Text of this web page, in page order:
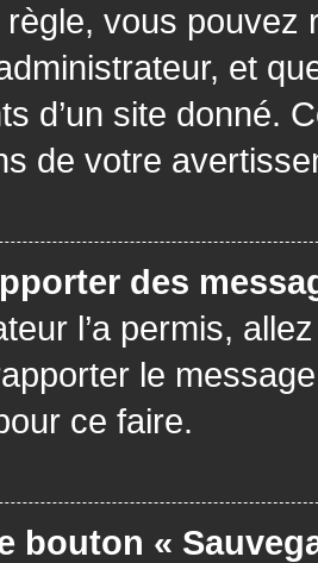
vous pouvez
et
d’un site donné.
de votre
des
l’a permis,
le
ce faire.
bouton «